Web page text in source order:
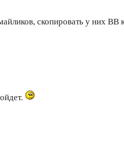
скопировать у них ВВ